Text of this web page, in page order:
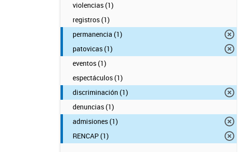
violencias (1)
registros (1)
permanencia (1)
patovicas (1)
eventos (1)
espectáculos (1)
discriminación (1)
denuncias (1)
admisiones (1)
RENCAP (1)